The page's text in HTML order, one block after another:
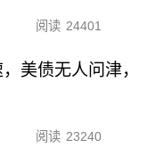
阅读 24401
美债无人问津，
阅读 23240